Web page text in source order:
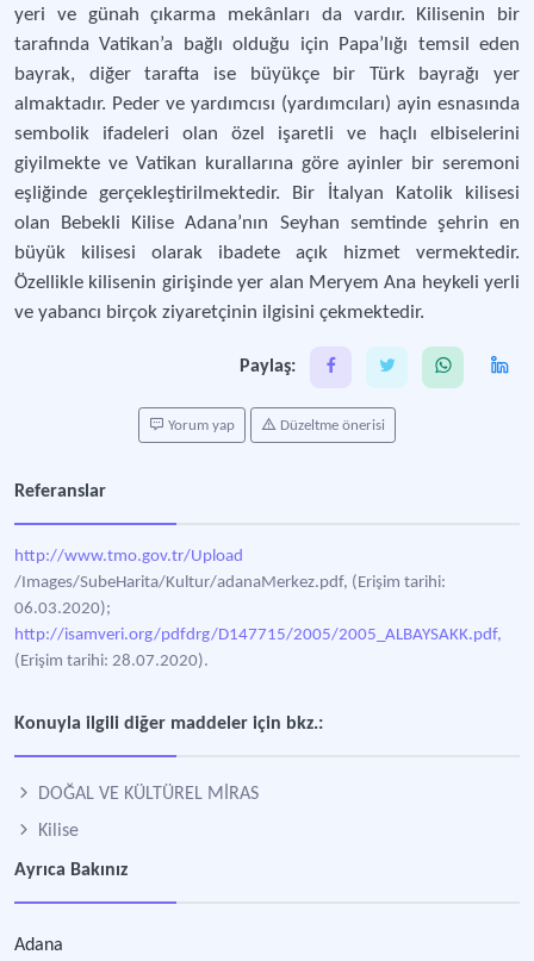
yeri ve günah çıkarma mekânları da vardır. Kilisenin bir
tarafında Vatikan’a bağlı olduğu için Papa’lığı temsil eden
bayrak, diğer tarafta ise büyükçe bir Türk bayrağı yer
almaktadır. Peder ve yardımcısı (yardımcıları) ayin esnasında
sembolik ifadeleri olan özel işaretli ve haçlı elbiselerini
giyilmekte ve Vatikan kurallarına göre ayinler bir seremoni
eşliğinde gerçekleştirilmektedir. Bir İtalyan Katolik kilisesi
olan Bebekli Kilise Adana’nın Seyhan semtinde şehrin en
büyük kilisesi olarak ibadete açık hizmet vermektedir.
Özellikle kilisenin girişinde yer alan Meryem Ana heykeli yerli
ve yabancı birçok ziyaretçinin ilgisini çekmektedir.
Paylaş:
Yorum yap Düzeltme önerisi
Referanslar
http://www.tmo.gov.tr/Upload
/Images/SubeHarita/Kultur/adanaMerkez.pdf, (Erişim tarihi:
06.03.2020);
http://isamveri.org/pdfdrg/D147715/2005/2005_ALBAYSAKK.pdf,
(Erişim tarihi: 28.07.2020).
Konuyla ilgili diğer maddeler için bkz.:
DOĞAL VE KÜLTÜREL MİRAS
Kilise
Ayrıca Bakınız
Adana